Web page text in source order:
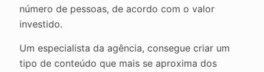
número de pessoas, de acordo com o valor
investido.
Um especialista da agência, consegue criar um
tipo de conteúdo que mais se aproxima dos